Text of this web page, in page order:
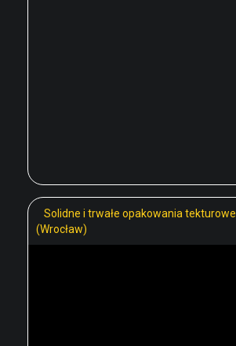
Solidne i trwałe opakowania tekturowe
(Wrocław)